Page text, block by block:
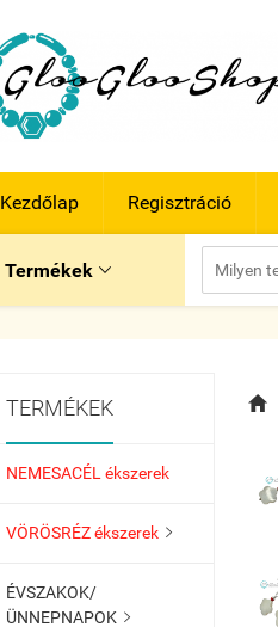
Kezdőlap Regisztráció
Termékek 
TERMÉKEK
NEMESACÉL ékszerek
VÖRÖSRÉZ ékszerek 
ÉVSZAKOK/
ÜNNEPNAPOK 
